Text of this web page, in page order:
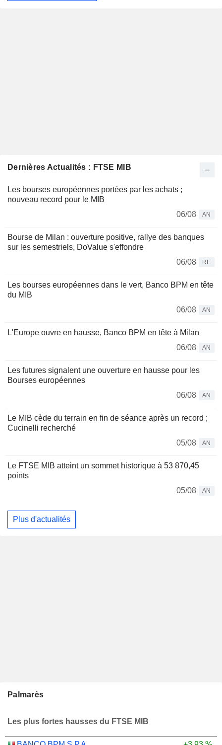
Dernières Actualités : FTSE MIB
Les bourses européennes portées par les achats ;
nouveau record pour le MIB
06/08
AN
Bourse de Milan : ouverture positive, rallye des banques
sur les semestriels, DoValue s'effondre
06/08
RE
Les bourses européennes dans le vert, Banco BPM en tête
du MIB
06/08
AN
L'Europe ouvre en hausse, Banco BPM en tête à Milan
06/08
AN
Les futures signalent une ouverture en hausse pour les
Bourses européennes
06/08
AN
Le MIB cède du terrain en fin de séance après un record ;
Cucinelli recherché
05/08
AN
Le FTSE MIB atteint un sommet historique à 53 870,45
points
05/08
AN
Plus d'actualités
Palmarès
Les plus fortes hausses du FTSE MIB